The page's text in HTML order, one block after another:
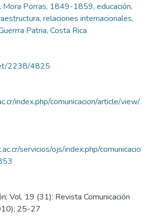
Mora Porras, 1849-1859, educación,
relaciones internacionales,
Patria, Costa Rica
2238/4825
index.php/comunicacion/article/view/
servicios/ojs/index.php/comunicacio
Vol. 19 (31): Revista Comunicación
25-27